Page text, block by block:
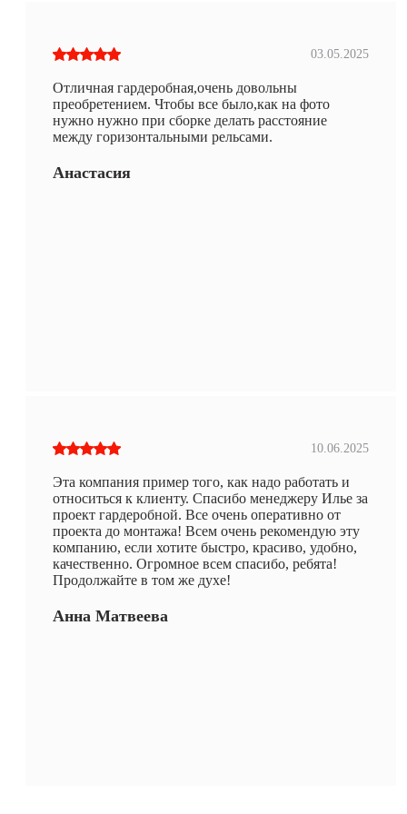
03.05.2025
Отличная гардеробная,очень довольны
преобретением. Чтобы все было,как на фото
нужно нужно при сборке делать расстояние
между горизонтальными рельсами.
Анастасия
10.06.2025
Эта компания пример того, как надо работать и
относиться к клиенту. Спасибо менеджеру Илье за
проект гардеробной. Все очень оперативно от
проекта до монтажа! Всем очень рекомендую эту
компанию, если хотите быстро, красиво, удобно,
качественно. Огромное всем спасибо, ребята!
Продолжайте в том же духе!
Анна Матвеева